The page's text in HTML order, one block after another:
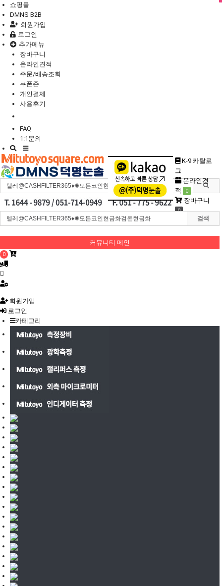
쇼핑몰
DMNS B2B
회원가입
로그인
추가메뉴
장바구니
온라인견적
주문/배송조회
쿠폰존
개인결제
사용후기
FAQ
1:1문의
Toggle
navigation
K-9 카탈로
그
온라인견
적
0
장바구니
0
검색
커뮤니티 메인
0
회원가입
로그인
카테고리